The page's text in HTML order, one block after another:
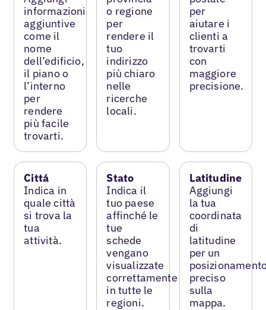
informazioni
aggiuntive
come il
nome
dell’edificio,
il piano o
l’interno
per
rendere
più facile
trovarti.
o regione
per
rendere il
tuo
indirizzo
più chiaro
nelle
ricerche
locali.
per
aiutare i
clienti a
trovarti
con
maggiore
precisione.
Cittá
Indica in
quale città
si trova la
tua
attività.
Stato
Indica il
tuo paese
affinché le
tue
schede
vengano
visualizzate
correttamente
in tutte le
regioni.
Latitudine
Aggiungi
la tua
coordinata
di
latitudine
per un
preciso
sulla
mappa.